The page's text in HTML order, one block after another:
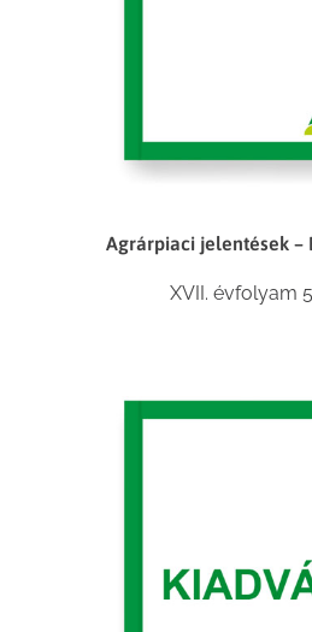
Agrárpiaci jelentések –
XVII. évfolyam